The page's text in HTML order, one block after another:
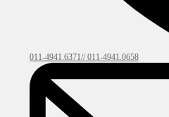
011-4941.6371// 011-4941.0658